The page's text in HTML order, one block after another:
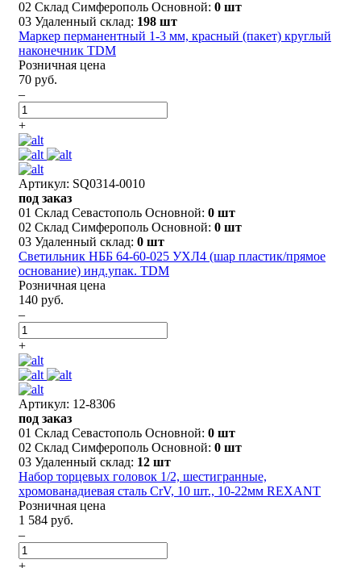
02 Склад Симферополь Основной: 0 шт
03 Удаленный склад: 198 шт
Маркер перманентный 1-3 мм, красный (пакет) круглый
наконечник TDM
Розничная цена
70 руб.
–
+
Артикул: SQ0314-0010
под заказ
01 Склад Севастополь Основной: 0 шт
02 Склад Симферополь Основной: 0 шт
03 Удаленный склад: 0 шт
Светильник НББ 64-60-025 УХЛ4 (шар пластик/прямое
основание) инд.упак. TDM
Розничная цена
140 руб.
–
+
Артикул: 12-8306
под заказ
01 Склад Севастополь Основной: 0 шт
02 Склад Симферополь Основной: 0 шт
03 Удаленный склад: 12 шт
Набор торцевых головок 1/2, шестигранные,
хромованадиевая сталь CrV, 10 шт., 10-22мм REXANT
Розничная цена
1 584 руб.
–